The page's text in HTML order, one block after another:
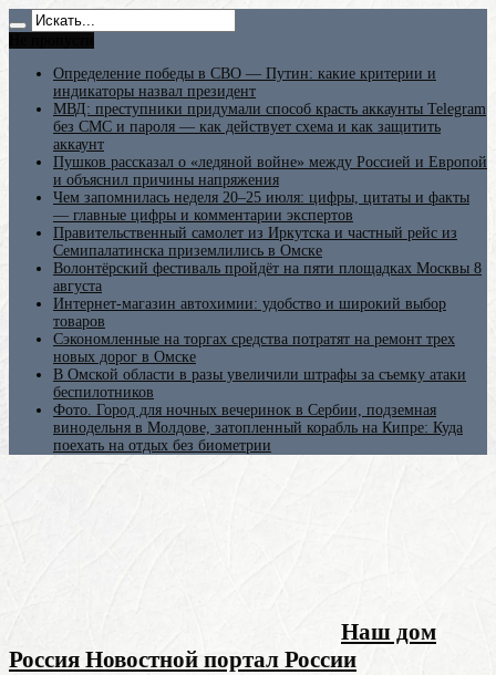
Определение победы в СВО — Путин: какие критерии и
индикаторы назвал президент
МВД: преступники придумали способ красть аккаунты Telegram
без СМС и пароля — как действует схема и как защитить
аккаунт
Пушков рассказал о «ледяной войне» между Россией и Европой
и объяснил причины напряжения
Чем запомнилась неделя 20–25 июля: цифры, цитаты и факты
— главные цифры и комментарии экспертов
Правительственный самолет из Иркутска и частный рейс из
Семипалатинска приземлились в Омске
Волонтёрский фестиваль пройдёт на пяти площадках Москвы 8
августа
Интернет-магазин автохимии: удобство и широкий выбор
товаров
Сэкономленные на торгах средства потратят на ремонт трех
новых дорог в Омске
В Омской области в разы увеличили штрафы за съемку атаки
беспилотников
Фото. Город для ночных вечеринок в Сербии, подземная
винодельня в Молдове, затопленный корабль на Кипре: Куда
поехать на отдых без биометрии
Наш дом
Россия Новостной портал России